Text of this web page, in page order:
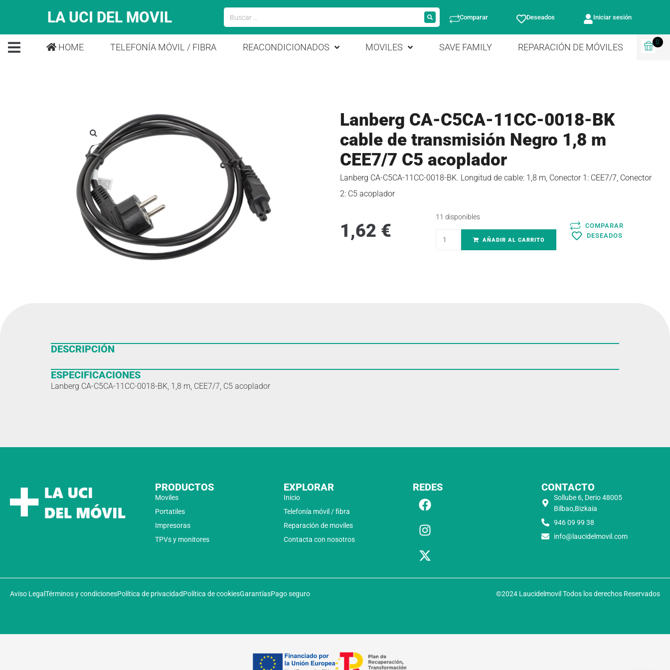
LA UCI DEL MOVIL Comparar Deseados Iniciar sesión
HOME TELEFONÍA MÓVIL / FIBRA REACONDICIONADOS MOVILES SAVE FAMILY REPARACIÓN DE MÓVILES
0
Lanberg CA-C5CA-11CC-0018-BK
cable de transmisión Negro 1,8 m
CEE7/7 C5 acoplador
Lanberg CA-C5CA-11CC-0018-BK. Longitud de cable: 1,8 m, Conector 1: CEE7/7, Conector
2: C5 acoplador
1,62 €
11 disponibles
AÑADIR AL CARRITO
COMPARAR
DESEADOS
DESCRIPCIÓN
ESPECIFICACIONES
Lanberg CA-C5CA-11CC-0018-BK, 1,8 m, CEE7/7, C5 acoplador
PRODUCTOS
Moviles
Portatiles
Impresoras
TPVs y monitores
EXPLORAR
Inicio
Telefonía móvil / fibra
Reparación de moviles
Contacta con nosotros
REDES CONTACTO
Sollube 6, Derio 48005
Bilbao,Bizkaia
946 09 99 38
info@laucidelmovil.com
Aviso Legal Términos y condicionesPolítica de privacidadPolítica de cookiesGarantíasPago seguro ©2024 Laucidelmovil Todos los derechos Reservados